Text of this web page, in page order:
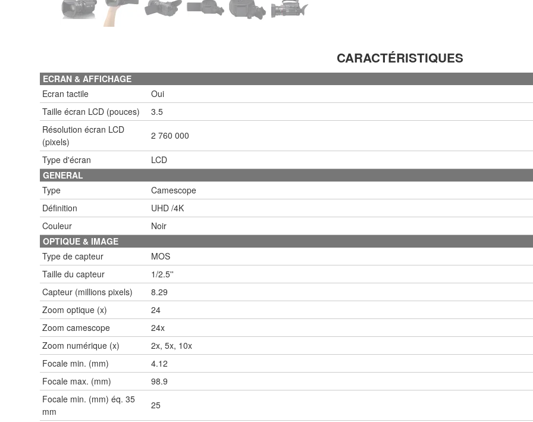
CARACTÉRISTIQUES
ECRAN & AFFICHAGE
Ecran tactile
Oui
Taille écran LCD (pouces)
3.5
Résolution écran LCD
(pixels)
2 760 000
Type d'écran
LCD
GENERAL
Type
Camescope
Définition
UHD /4K
Couleur
Noir
OPTIQUE & IMAGE
Type de capteur
MOS
Taille du capteur
1/2.5''
Capteur (millions pixels)
8.29
Zoom optique (x)
24
Zoom camescope
24x
Zoom numérique (x)
2x, 5x, 10x
Focale min. (mm)
4.12
Focale max. (mm)
98.9
Focale min. (mm) éq. 35
mm
25